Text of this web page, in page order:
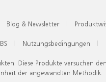
Blog & Newsletter |
| Nutzungsbedingungen |
Diese Produkte versuchen
der angewandten Methodik.